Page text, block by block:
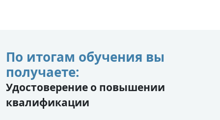
По итогам обучения вы
получаете:
Удостоверение о повышении
квалификации